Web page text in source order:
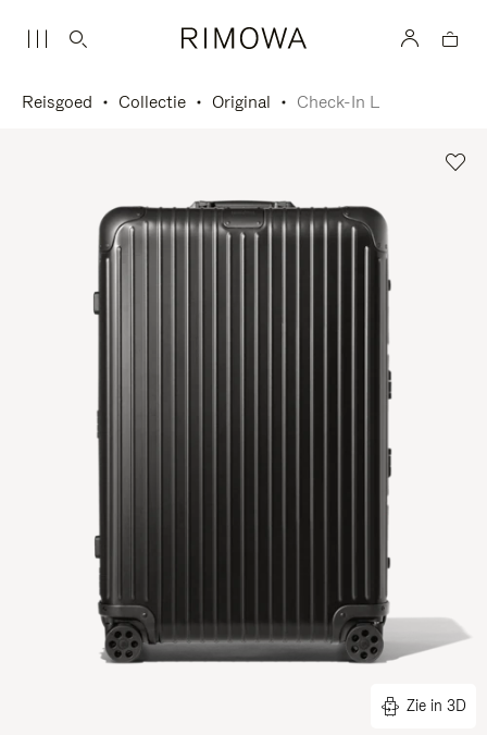
Reisgoed Collectie Original Check-In L
Zie in 3D